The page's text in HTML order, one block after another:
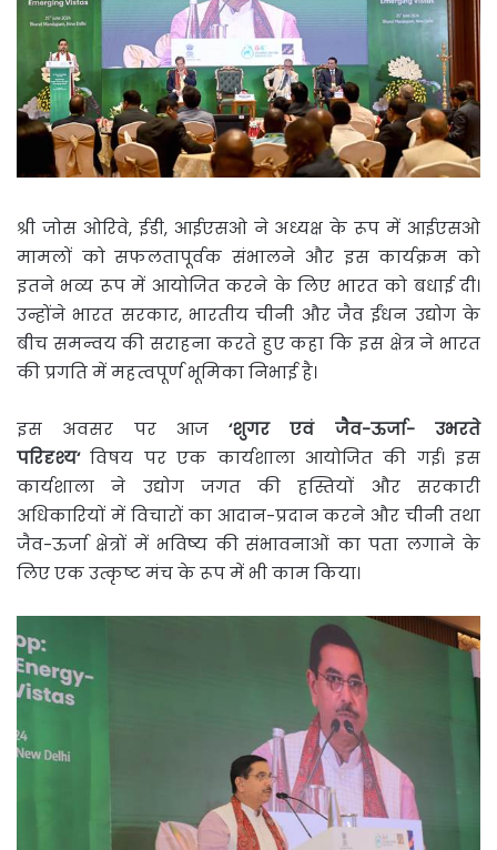
श्री जोस ओरिवे, ईडी, आईएसओ ने अध्यक्ष के रूप में आईएसओ
मामलों को सफलतापूर्वक संभालने और इस कार्यक्रम को
इतने भव्य रूप में आयोजित करने के लिए भारत को बधाई दी।
उन्होंने भारत सरकार, भारतीय चीनी और जैव ईंधन उद्योग के
बीच समन्‍वय की सराहना करते हुए कहा कि इस क्षेत्र ने भारत
की प्रगति में महत्वपूर्ण भूमिका निभाई है।
इस अवसर पर आज‘शुगर एवं जैव-ऊर्जा- उभरते
परिदृश्य‘विषय पर एक कार्यशाला आयोजित की गई। इस
कार्यशाला ने उद्योग जगत की हस्तियों और सरकारी
अधिकारियों में विचारों का आदान-प्रदान करने और चीनी तथा
जैव-ऊर्जा क्षेत्रों में भविष्य की संभावनाओं का पता लगाने के
लिए एक उत्कृष्ट मंच के रूप में भी काम किया।